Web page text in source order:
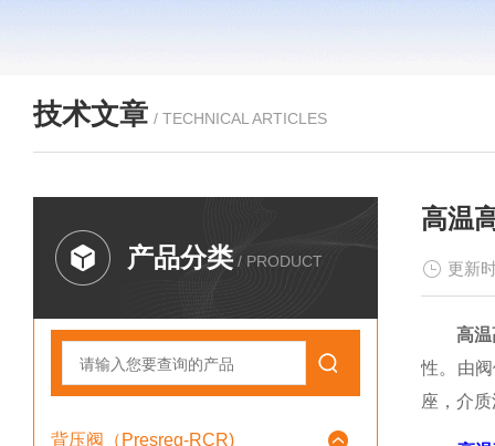
技术文章 / TECHNICAL ARTICLES
产品分类 / PRODUCT
背压阀（Presreg-RCR)
高温
更新
高
性。由
座，介